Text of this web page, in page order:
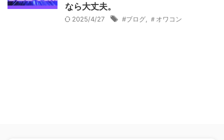
なら大丈夫。
2025/4/27 #ブログ ＃オワコン